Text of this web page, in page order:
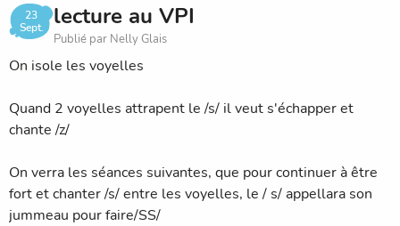
23
Sept.
lecture au VPI
Publié par Nelly Glais
On isole les voyelles
Quand 2 voyelles attrapent le /s/ il veut s'échapper et
chante /z/
On verra les séances suivantes, que pour continuer à être
fort et chanter /s/ entre les voyelles, le / s/ appellara son
jummeau pour faire/SS/